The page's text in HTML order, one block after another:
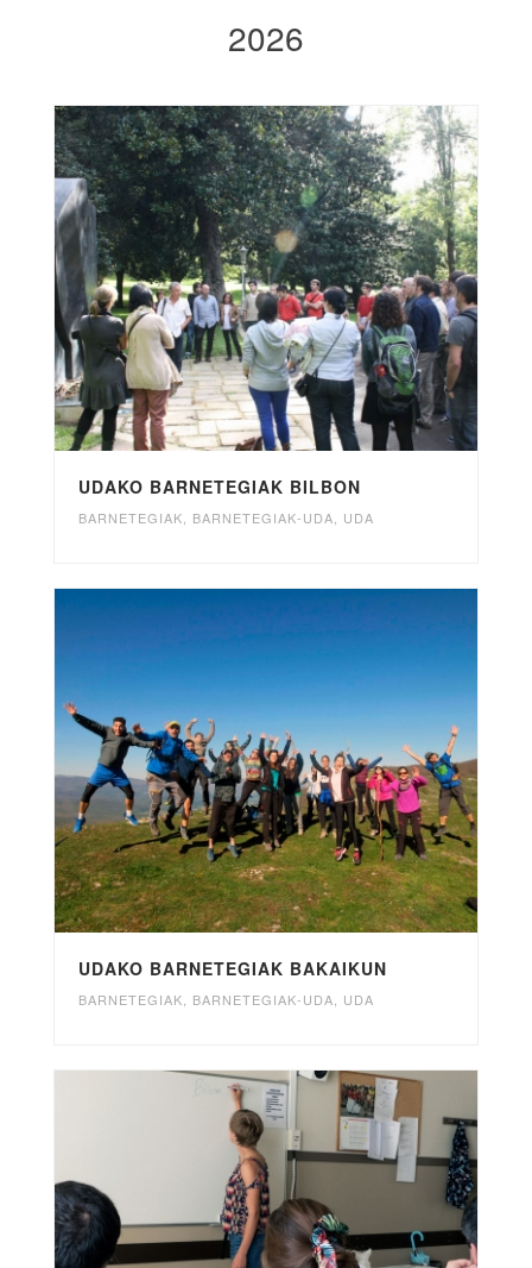
2026
UDAKO BARNETEGIAK BILBON
BARNETEGIAK BARNETEGIAK-UDA UDA
UDAKO BARNETEGIAK BAKAIKUN
BARNETEGIAK BARNETEGIAK-UDA UDA